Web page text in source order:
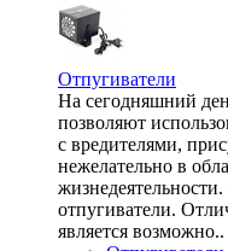
Отпугиватели
На сегодняшний
позволяют
с вредителями,
нежелательно в
отпугиватели.
является возможно..